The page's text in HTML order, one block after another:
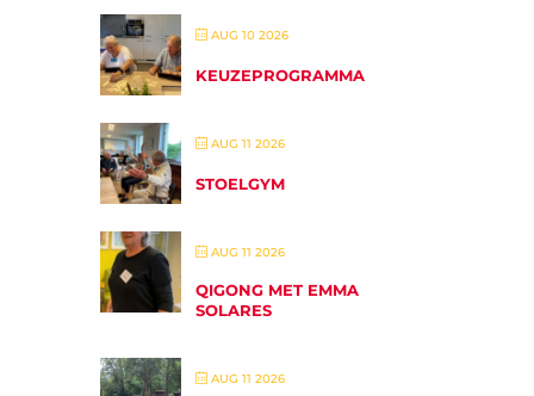
AUG 10 2026
KEUZEPROGRAMMA
AUG 11 2026
STOELGYM
AUG 11 2026
QIGONG MET EMMA
SOLARES
AUG 11 2026